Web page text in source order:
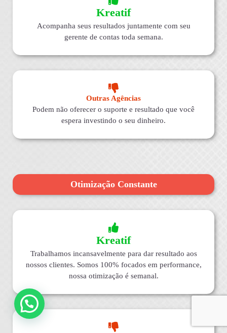
Kreatif
Acompanha seus resultados juntamente com seu
gerente de contas toda semana.
Outras Agências
Podem não oferecer o suporte e resultado que você
espera investindo o seu dinheiro.
Otimização Constante
Kreatif
Trabalhamos incansavelmente para dar resultado aos
nossos clientes. Somos 100% focados em performance,
nossa otimização é semanal.